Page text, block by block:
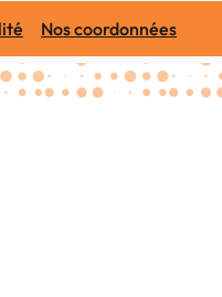
Nos coordonnées